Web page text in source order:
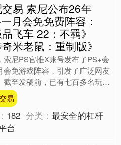
易 索尼公布26年
月会免免费阵容：
品飞车 22：不羁》
奇米老鼠：重制版》
索尼PS官推X账号发布了PS+会
会免游戏阵容，引发了广泛网友
截至发稿前，已有七百多名玩家
论。 本次的游戏清单如下
飞车 22：不....
易
182 分类：最安全的杠杆
台